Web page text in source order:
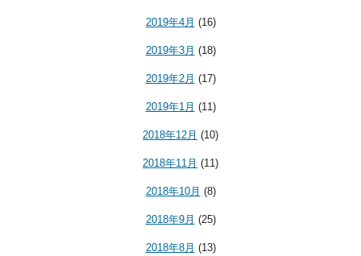
2019年4月 (16)
2019年3月 (18)
2019年2月 (17)
2019年1月 (11)
2018年12月 (10)
2018年11月 (11)
2018年10月 (8)
2018年9月 (25)
2018年8月 (13)